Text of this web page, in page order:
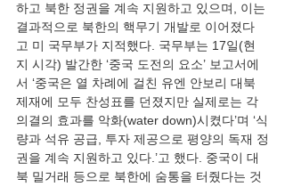
하고 북한 정권을 계속 지원하고 있으며, 이는
결과적으로 북한의 핵무기 개발로 이어졌다
고 미 국무부가 지적했다. 국무부는 17일(현
지 시각) 발간한 ‘중국 도전의 요소’ 보고서에
서 ‘중국은 열 차례에 걸친 유엔 안보리 대북
제재에 모두 찬성표를 던졌지만 실제로는 각
의결의 효과를 악화(water down)시켰다’며 ‘식
량과 석유 공급, 투자 제공으로 평양의 독재 정
권을 계속 지원하고 있다.’고 했다. 중국이 대
북 밀거래 등으로 북한에 숨통을 터줬다는 것